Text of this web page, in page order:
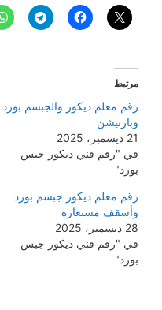
مرتبط
رقم معلم ديكور والجبسم بورد
وبارتيشن
21 ديسمبر، 2025
في "رقم فني ديكور جبس
بورد"
رقم معلم ديكور جبسم بورد
وأسقف مستعارة
28 ديسمبر، 2025
في "رقم فني ديكور جبس
بورد"